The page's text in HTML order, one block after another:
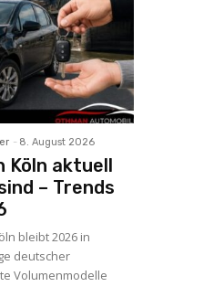
- 8. August 2026
Köln aktuell
– Trends
bleibt 2026 in
deutscher
Volumenmodelle